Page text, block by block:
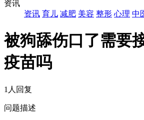
资讯
资讯 育儿 减肥 美容 整形 心理 中
被狗舔伤口了需要
疫苗吗
1人回复
问题描述